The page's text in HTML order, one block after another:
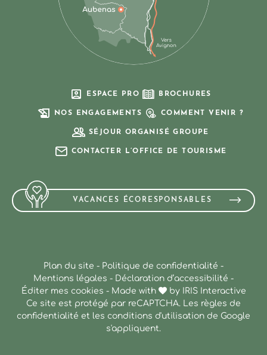
ESPACE PRO BROCHURES
NOS ENGAGEMENTS COMMENT VENIR ?
SÉJOUR ORGANISÉ GROUPE
CONTACTER L’OFFICE DE TOURISME
VACANCES ÉCORESPONSABLES
Plan du site - Politique de confidentialité -
Mentions légales - Déclaration d’accessibilité -
Éditer mes cookies - Made with by
IRIS Interactive
Ce site est protégé par reCAPTCHA. Les règles de
confidentialité et les conditions d'utilisation de Google
s'appliquent.